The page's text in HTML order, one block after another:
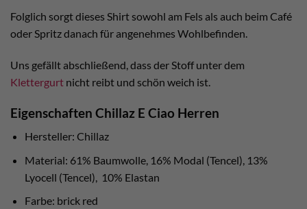
Folglich sorgt dieses Shirt sowohl am Fels als auch beim Café
oder Spritz danach für angenehmes Wohlbefinden.
Uns gefällt abschließend, dass der Stoff unter dem
Klettergurt nicht reibt und schön weich ist.
Eigenschaften Chillaz E Ciao Herren
Hersteller: Chillaz
Material: 61% Baumwolle, 16% Modal (Tencel), 13%
Lyocell (Tencel), 10% Elastan
Farbe: brick red